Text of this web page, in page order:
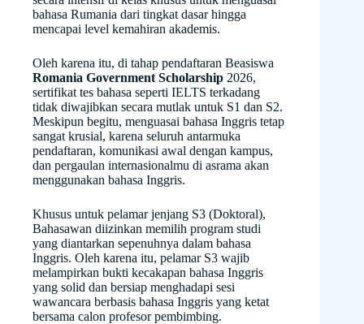
bahasa Rumania dari tingkat dasar hingga
mencapai level kemahiran akademis.
Oleh karena itu, di tahap pendaftaran Beasiswa
Romania Government Scholarship 2026,
sertifikat tes bahasa seperti IELTS terkadang
tidak diwajibkan secara mutlak untuk S1 dan S2.
Meskipun begitu, menguasai bahasa Inggris tetap
sangat krusial, karena seluruh antarmuka
pendaftaran, komunikasi awal dengan kampus,
dan pergaulan internasionalmu di asrama akan
menggunakan bahasa Inggris.
Khusus untuk pelamar jenjang S3 (Doktoral),
Bahasawan diizinkan memilih program studi
yang diantarkan sepenuhnya dalam bahasa
Inggris. Oleh karena itu, pelamar S3 wajib
melampirkan bukti kecakapan bahasa Inggris
yang solid dan bersiap menghadapi sesi
wawancara berbasis bahasa Inggris yang ketat
bersama calon profesor pembimbing.